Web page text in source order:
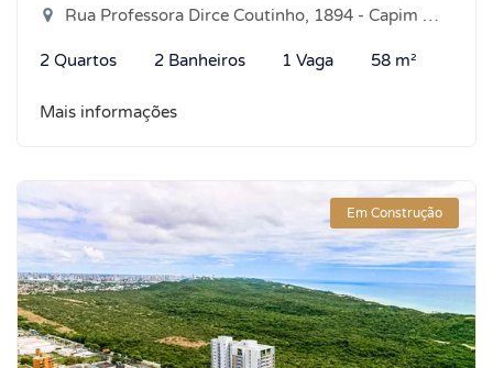
Rua Professora Dirce Coutinho, 1894 - Capim Macio, Natal-RN
2 Quartos 2 Banheiros 1 Vaga 58 m²
Mais informações
Em Construção